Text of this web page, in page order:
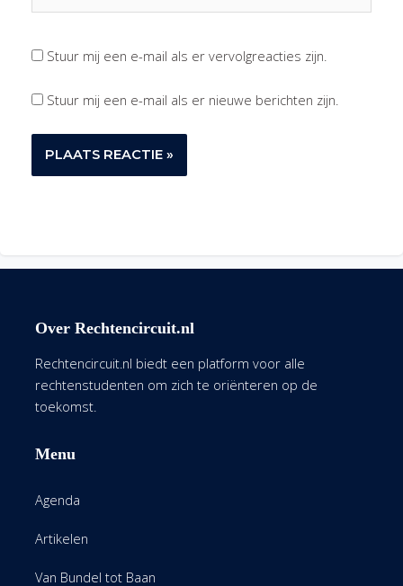
Stuur mij een e-mail als er vervolgreacties zijn.
Stuur mij een e-mail als er nieuwe berichten zijn.
Over Rechtencircuit.nl
Rechtencircuit.nl biedt een platform voor alle
rechtenstudenten om zich te oriënteren op de
toekomst.
Menu
Agenda
Artikelen
Van Bundel tot Baan